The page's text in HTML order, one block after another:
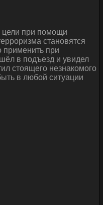
цели при помощи
становятся
применить при
в подъезд и увидел
стоящего незнакомого
в любой ситуации